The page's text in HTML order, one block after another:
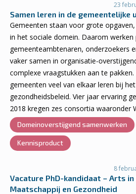
23
Samen leren in de
Gemeenten staan voor grote
in het sociale domein. Daarom
gemeenteambtenaren, onderzoekers
vaker samen in organisatie-
complexe vraagstukken aan te
gemeenten veel van elkaar leren bij
gezondheidsbeleid. Vier jaar ervaring
2018 kregen zes consortia waaronder
Domeinoverstijgend samenwerken
Kennisproduct
8
Vacature PhD-kandidaat – Arts
Maatschappij en Gezondheid